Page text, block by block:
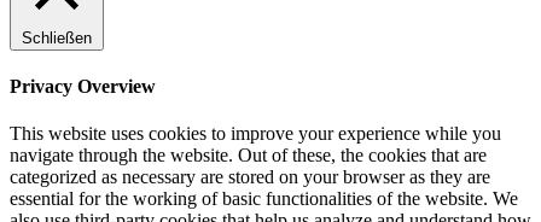
Schließen
Privacy Overview
This website uses cookies to improve your experience while you
navigate through the website. Out of these, the cookies that are
categorized as necessary are stored on your browser as they are
essential for the working of basic functionalities of the website. We